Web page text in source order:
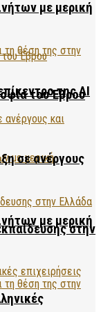
του Έβρου
με μερική
με μερική
της AI
σε ανέργους
στην